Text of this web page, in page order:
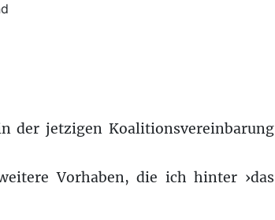
der jetzigen Koalitionsvereinbarung
Vorhaben, die ich hinter ›das